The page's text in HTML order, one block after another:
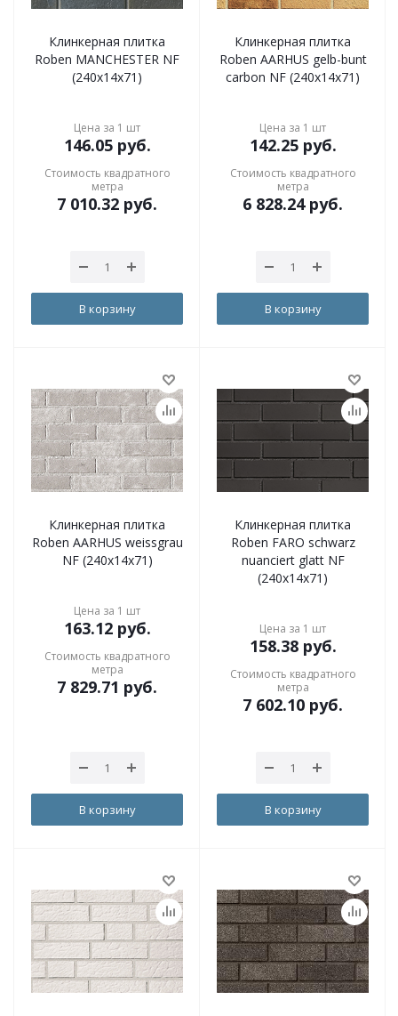
Клинкерная плитка
Roben MANCHESTER NF
(240x14x71)
Цена за 1 шт
146.05руб.
Стоимость квадратного
метра
7 010.32 руб.
В корзину
Клинкерная плитка
Roben AARHUS gelb-bunt
carbon NF (240x14x71)
Цена за 1 шт
142.25руб.
Стоимость квадратного
метра
6 828.24руб.
В корзину
Клинкерная плитка
Roben AARHUS weissgrau
NF (240x14x71)
Цена за 1 шт
163.12руб.
Стоимость квадратного
метра
7 829.71 руб.
В корзину
Клинкерная плитка
Roben FARO schwarz
nuanciert glatt NF
(240x14x71)
Цена за 1 шт
158.38руб.
Стоимость квадратного
метра
7 602.10 руб.
В корзину